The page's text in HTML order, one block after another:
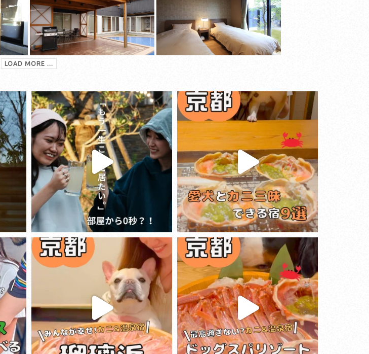
LOAD MORE ...